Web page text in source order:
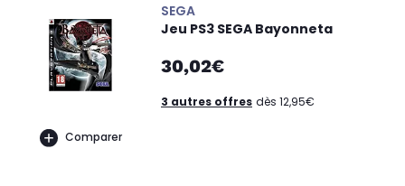
Comparer
SEGA
Jeu PS3 SEGA Bayonneta
30,02€
3 autres offres dès 12,95€